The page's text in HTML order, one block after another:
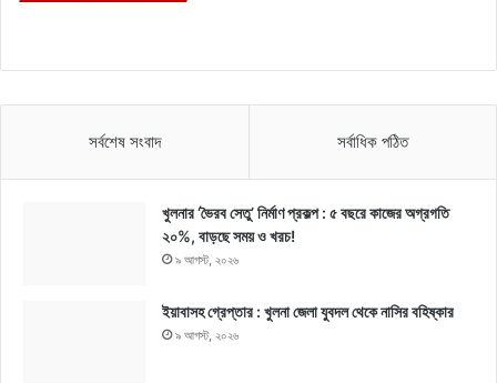
সর্বশেষ সংবাদ সর্বাধিক পঠিত
খুলনার ‘ভৈরব সেতু’ নির্মাণ প্রকল্প : ৫ বছরে কাজের অগ্রগতি
২০%, বাড়ছে সময় ও খরচ!
৯ আগস্ট, ২০২৬
ইয়াবাসহ গ্রেপ্তার : খুলনা জেলা যুবদল থেকে নাসির বহিষ্কার
৯ আগস্ট, ২০২৬